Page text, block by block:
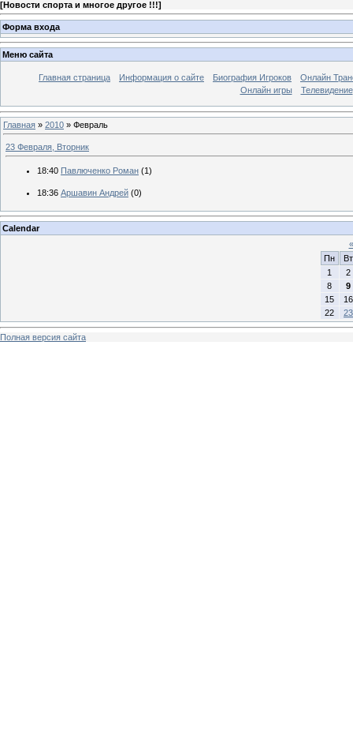
[Новости спорта и многое другое !!!]
Форма входа
Меню сайта
Главная страница Информация о сайте Биография Игроков
Онлайн
Онлайн игры
Телевидение
Главная » 2010 » Февраль
23 Февраля, Вторник
18:40 Павлюченко Роман (1)
18:36 Аршавин Андрей (0)
Calendar
«
Пн
Вт
1
2
8
9
15
16
22
23
Полная версия сайта